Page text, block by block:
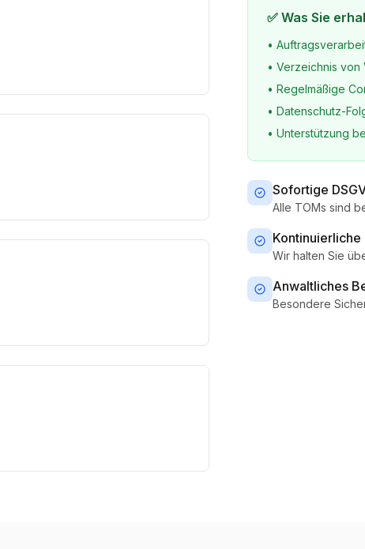
✅ Was Sie
•
• Verzeichnis
• Regelmäßige
• Datenschutz-
• Unterstützung
Sofortige
Alle TOMs sind
Kontinuierliche
Wir halten Sie
Anwaltliches
Besondere